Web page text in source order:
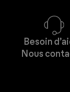
Besoin
Nous